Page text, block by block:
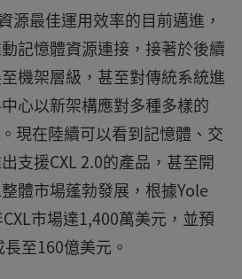
源最佳運用效率的目前邁進，
記憶體資源連接，接著於後續
機架層級，甚至對傳統系統進
心以新架構應對多種多樣的
現在陸續可以看到記憶體、交
支援CXL 2.0的產品，甚至開
體市場蓬勃發展，根據Yole
市場達1,400萬美元，並預
至160億美元。